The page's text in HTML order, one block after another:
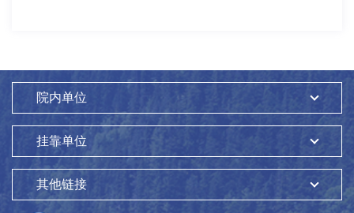
院内单位
挂靠单位
其他链接